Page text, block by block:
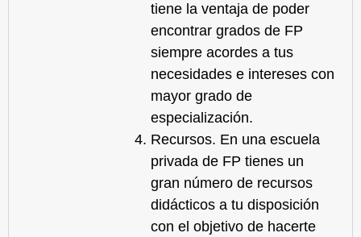
tiene la ventaja de poder
encontrar grados de FP
siempre acordes a tus
necesidades e intereses con
mayor grado de
especialización.
Recursos. En una escuela
privada de FP tienes un
gran número de recursos
didácticos a tu disposición
con el objetivo de hacerte